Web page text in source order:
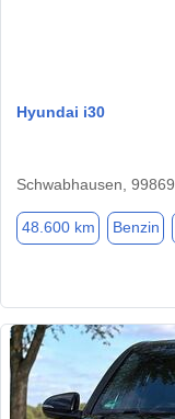
Hyundai i30
Schwabhausen, 99869
48.600 km Benzin